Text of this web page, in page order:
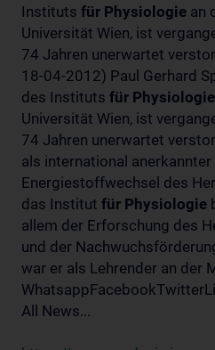
Instituts für Physiologie an
Universität Wien, ist
74 Jahren unerwartet
18-04-2012) Paul Gerhard
des Instituts für Physiologie
Universität Wien, ist
74 Jahren unerwartet
als international anerkannter
Energiestoffwechsel des
das Institut für Physiologie
allem der Erforschung des
und der
war er als Lehrender an der
All News...